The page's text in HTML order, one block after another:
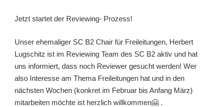
Jetzt startet der Reviewing- Prozess!
Unser ehemaliger SC B2 Chair für Freileitungen, Herbert
Lugschitz ist im Reviewing Team des SC B2 aktiv und hat
uns informiert, dass noch Reviewer gesucht werden! Wer
also Interesse am Thema Freileitungen hat und in den
nächsten Wochen (konkret im Februar bis Anfang März)
mitarbeiten möchte ist herzlich willkommen🤗 .